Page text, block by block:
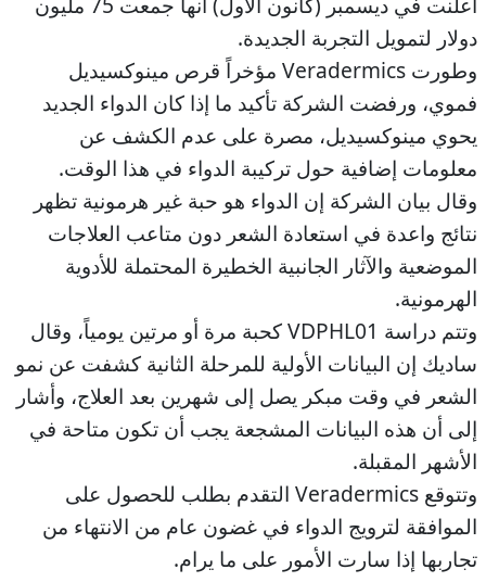
دولار لتمويل التجربة الجديدة.
وطورت Veradermics مؤخراً قرص مينوكسيديل
فموي، ورفضت الشركة تأكيد ما إذا كان الدواء الجديد
يحوي مينوكسيديل، مصرة على عدم الكشف عن
معلومات إضافية حول تركيبة الدواء في هذا الوقت.
وقال بيان الشركة إن الدواء هو حبة غير هرمونية تظهر
نتائج واعدة في استعادة الشعر دون متاعب العلاجات
الموضعية والآثار الجانبية الخطيرة المحتملة للأدوية
الهرمونية.
وتتم دراسة VDPHL01 كحبة مرة أو مرتين يومياً، وقال
ساديك إن البيانات الأولية للمرحلة الثانية كشفت عن نمو
الشعر في وقت مبكر يصل إلى شهرين بعد العلاج، وأشار
إلى أن هذه البيانات المشجعة يجب أن تكون متاحة في
الأشهر المقبلة.
وتتوقع Veradermics التقدم بطلب للحصول على
الموافقة لترويج الدواء في غضون عام من الانتهاء من
تجاربها إذا سارت الأمور على ما يرام.